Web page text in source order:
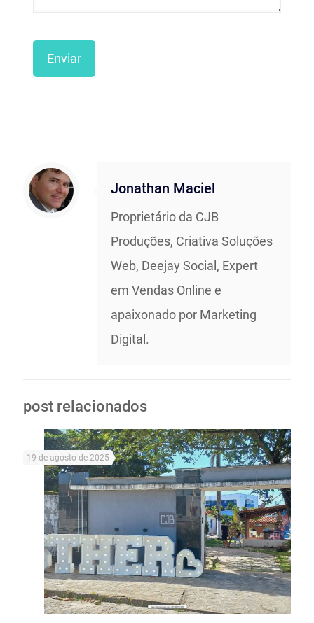
Jonathan Maciel
Proprietário da CJB
Produções, Criativa Soluções
Web, Deejay Social, Expert
em Vendas Online e
apaixonado por Marketing
Digital.
post relacionados
19 de agosto de 2025